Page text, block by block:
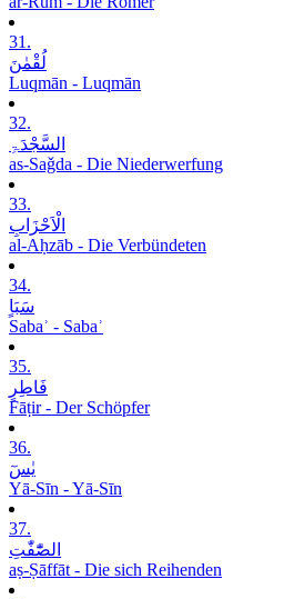
31.
لُقْمٰنَ
Luqmān - Luqmān
32.
السَّجْدَۃِ
as-Saǧda - Die Niederwerfung
33.
الْاَحْزَابِ
al-Aḥzāb - Die Verbündeten
34.
سَبَاٍ
Sabaʾ - Sabaʾ
35.
فَاطِرٍ
Fāṭir - Der Schöpfer
36.
یٰسٓ
Yā-Sīn - Yā-Sīn
37.
الصّٰٓفّٰتِ
aṣ-Ṣāffāt - Die sich Reihenden